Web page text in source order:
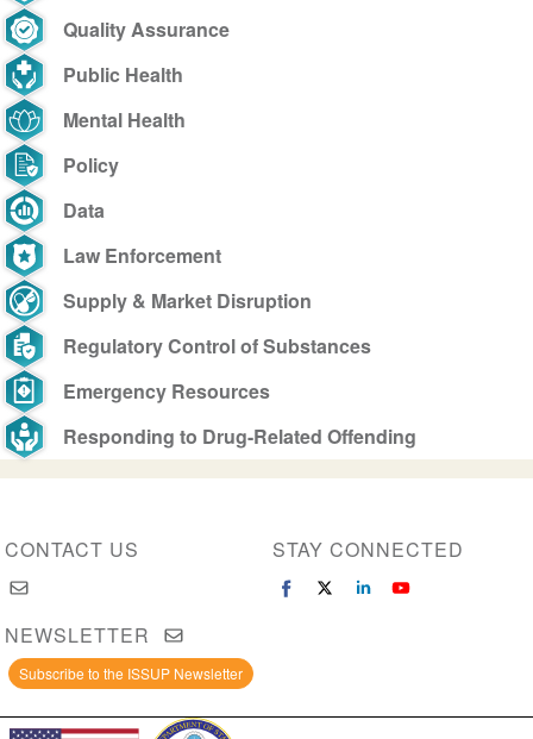
Quality Assurance
Public Health
Mental Health
Policy
Data
Law Enforcement
Supply & Market Disruption
Regulatory Control of Substances
Emergency Resources
Responding to Drug-Related Offending
CONTACT US STAY CONNECTED
NEWSLETTER
Subscribe to the ISSUP Newsletter